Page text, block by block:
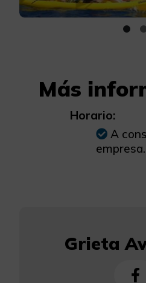
Más
Horario:
A
empresa.
Grieta